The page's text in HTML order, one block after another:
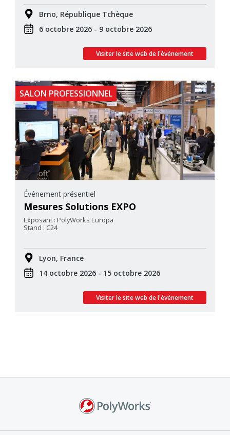
Brno, République Tchèque
6 octobre 2026 - 9 octobre 2026
Visiter le site web de l'événement
SALON PROFESSIONNEL
Événement présentiel
Mesures Solutions EXPO
Exposant : PolyWorks Europa
Stand : C24
Lyon, France
14 octobre 2026 - 15 octobre 2026
Visiter le site web de l'événement